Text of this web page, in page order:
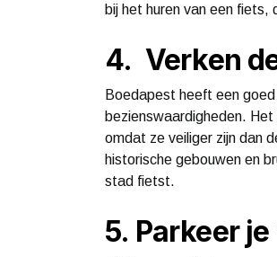
bij het huren van een
4. Verken
Boedapest heeft een
bezienswaardigheden.
omdat ze veiliger zijn dan
historische gebouwen en
stad fietst.
5. Parkeer